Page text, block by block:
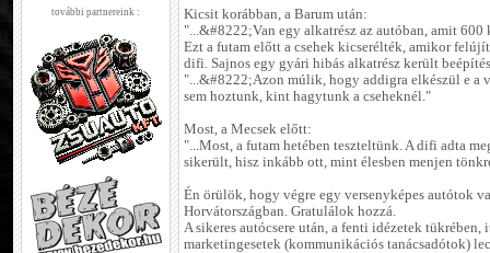
további partnereink :
Kicsit korábban, a Barum után:
"...&#8222;Van egy alkatrész az autóban, amit
Ezt a futam előtt a csehek kicserélték, amikor
difi. Sajnos egy gyári hibás alkatrész került
"...&#8222;Azon múlik, hogy addigra elkészül e a
sem hoztunk, kint hagytunk a cseheknél."
Most, a Mecsek előtt:
"...Most, a futam hetében teszteltünk. A difi adta
sikerült, hisz inkább ott, mint élesben menjen
Én örülök, hogy végre egy versenyképes autótok
Horvátországban. Gratulálok hozzá.
A sikeres autócsere után, a fenti idézetek tükrében,
marketingesetek (kommunikációs tanácsadótok)